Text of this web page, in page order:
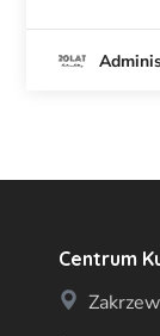
Centrum